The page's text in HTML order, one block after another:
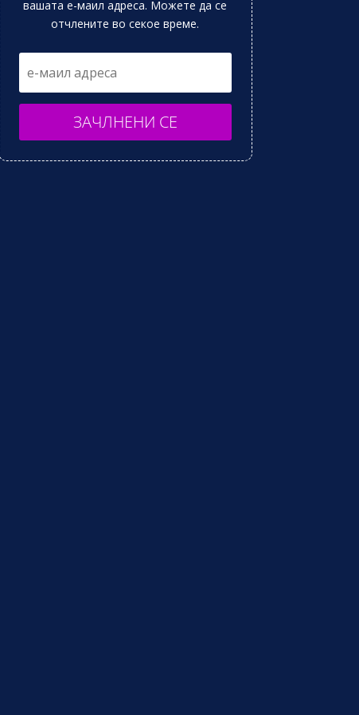
вашата е-маил адреса. Можете да се
отчлените во секое време.
ЗАЧЛНЕНИ СЕ